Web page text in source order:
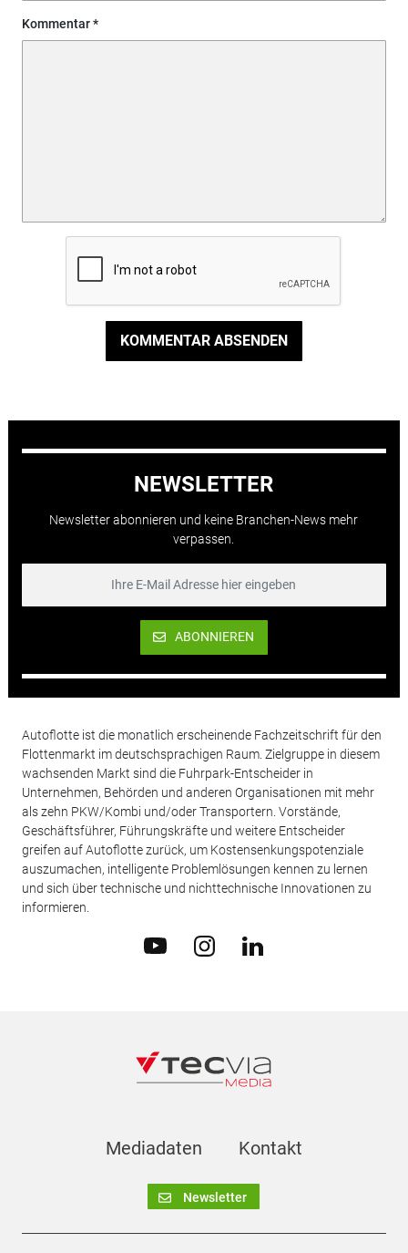
Kommentar
KOMMENTAR ABSENDEN
NEWSLETTER
Newsletter abonnieren und keine Branchen-News mehr
verpassen.
ABONNIEREN
Autoflotte ist die monatlich erscheinende Fachzeitschrift für den
Flottenmarkt im deutschsprachigen Raum. Zielgruppe in diesem
wachsenden Markt sind die Fuhrpark-Entscheider in
Unternehmen, Behörden und anderen Organisationen mit mehr
als zehn PKW/Kombi und/oder Transportern. Vorstände,
Geschäftsführer, Führungskräfte und weitere Entscheider
greifen auf Autoflotte zurück, um Kostensenkungspotenziale
auszumachen, intelligente Problemlösungen kennen zu lernen
und sich über technische und nichttechnische Innovationen zu
informieren.
Mediadaten Kontakt
Newsletter